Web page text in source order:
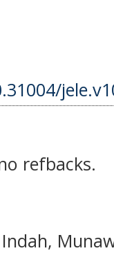
refbacks.